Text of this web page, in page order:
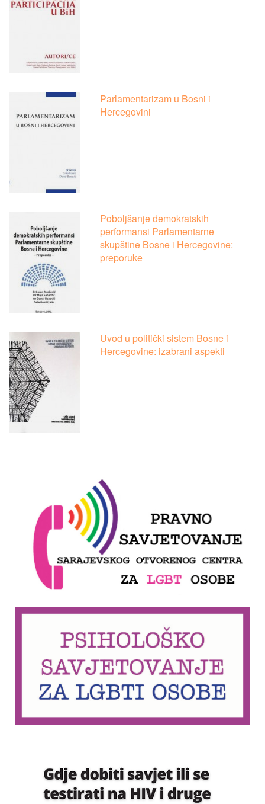
Parlamentarizam u Bosni i
Hercegovini
Poboljšanje demokratskih
performansi Parlamentarne
skupštine Bosne i Hercegovine:
preporuke
Uvod u politički sistem Bosne i
Hercegovine: izabrani aspekti